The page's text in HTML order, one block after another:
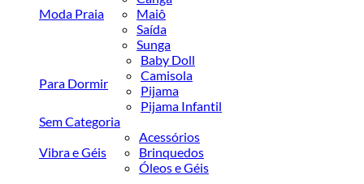
Moda Praia
Maiô
Saída
Sunga
Para Dormir
Baby Doll
Camisola
Pijama
Pijama Infantil
Sem Categoria
Vibra e Géis
Acessórios
Brinquedos
Óleos e Géis